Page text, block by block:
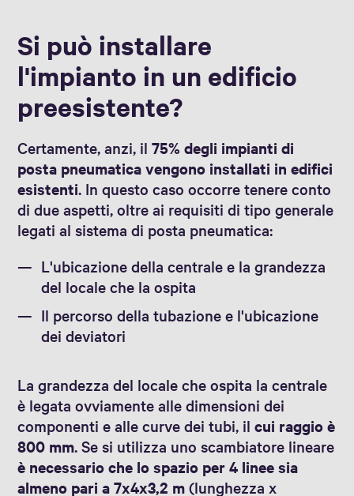
Si può installare
l'impianto in un edificio
preesistente?
Certamente, anzi, il75% degli impianti di
posta pneumatica vengono installati in edifici
esistenti. In questo caso occorre tenere conto
di due aspetti, oltre ai requisiti di tipo generale
legati al sistema di posta pneumatica:
L'ubicazione della centrale e la grandezza
del locale che la ospita
Il percorso della tubazione e l'ubicazione
dei deviatori
La grandezza del locale che ospita la centrale
è legata ovviamente alle dimensioni dei
componenti e alle curve dei tubi, ilcui raggio è
800 mm. Se si utilizza uno scambiatore lineare
è necessario che lo spazio per 4 linee sia
almeno pari a 7x4x3,2 m(lunghezza x